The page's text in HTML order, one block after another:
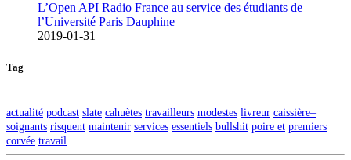
L’Open API Radio France au service des étudiants de
l’Université Paris Dauphine
2019-01-31
Tag
actualité podcast slate cahuètes travailleurs modestes livreur caissière–
soignants risquent maintenir services essentiels bullshit poire et premiers
corvée travail